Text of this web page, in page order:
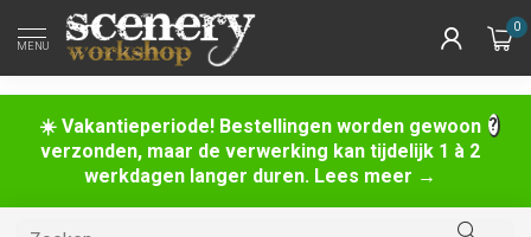
☀️ Vakantieperiode! Bestellingen worden gewoon
verzonden, maar de verwerking kan tijdelijk 1 à 2
werkdagen langer duren. Lees meer →
MENU
0